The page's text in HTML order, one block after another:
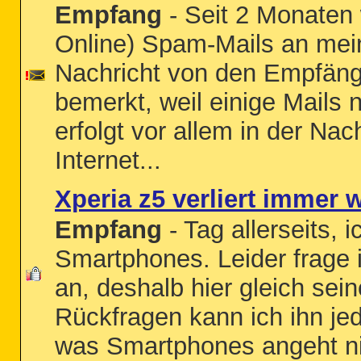
Empfang - Seit 2
Online) Spam-Mails an
Nachricht von den
bemerkt, weil einige Mails
erfolgt vor allem in der
Internet...
Xperia z5 verliert immer
Empfang - Tag allerseits,
Smartphones. Leider
an, deshalb hier gleich
Rückfragen kann ich ihn
was Smartphones angeht